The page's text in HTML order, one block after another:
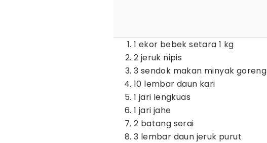
1 ekor bebek setara 1 kg
2 jeruk nipis
3 sendok makan minyak goreng
10 lembar daun kari
1 jari lengkuas
1 jari jahe
2 batang serai
3 lembar daun jeruk purut